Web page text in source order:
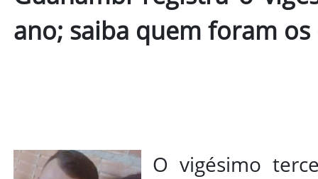
ano; saiba quem foram os
O vigésimo